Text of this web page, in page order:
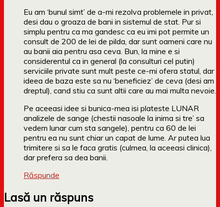
Eu am ‘bunul simt’ de a-mi rezolva problemele in privat,
desi dau o groaza de bani in sistemul de stat. Pur si
simplu pentru ca ma gandesc ca eu imi pot permite un
consult de 200 de lei de pilda, dar sunt oameni care nu
au banii aia pentru asa ceva. Bun, la mine e si
considerentul ca in general (la consulturi cel putin)
serviciile private sunt mult peste ce-mi ofera statul, dar
ideea de baza este sa nu ‘beneficiez’ de ceva (desi am
dreptul), cand stiu ca sunt altii care au mai multa nevoie.
Pe aceeasi idee si bunica-mea isi plateste LUNAR
analizele de sange (chestii nasoale la inima si tre’ sa
vedem lunar cum sta sangele), pentru ca 60 de lei
pentru ea nu sunt chiar un capat de lume. Ar putea lua
trimitere si sa le faca gratis (culmea, la aceeasi clinica),
dar prefera sa dea banii.
Răspunde
Lasă un răspuns